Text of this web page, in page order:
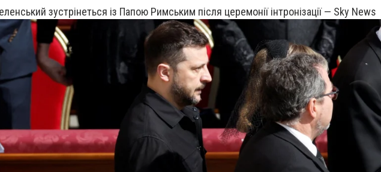
зустрінеться із Папою Римським після церемонії інтронізації — Sky News